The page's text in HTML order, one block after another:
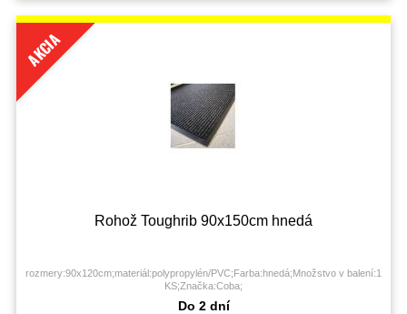
AKCIA
Rohož Toughrib 90x150cm hnedá
rozmery:90x120cm;materiál:polypropylén/PVC;Farba:hnedá;Množstvo v balení:1
KS;Značka:Coba;
Do 2 dní